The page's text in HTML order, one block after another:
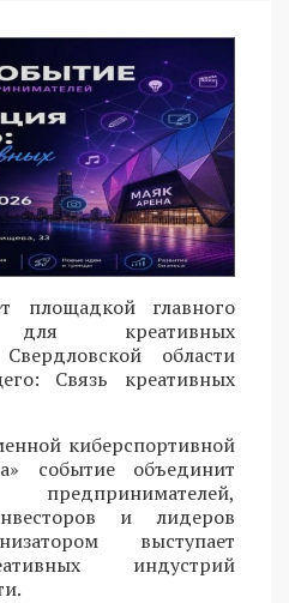
площадкой главного
для креативных
области
Связь креативных
киберспортивной
событие объединит
и лидеров
выступает
индустрий